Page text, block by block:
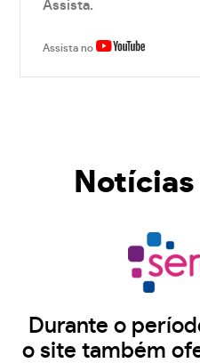
Assista.
Assista no
Durante o
o site também